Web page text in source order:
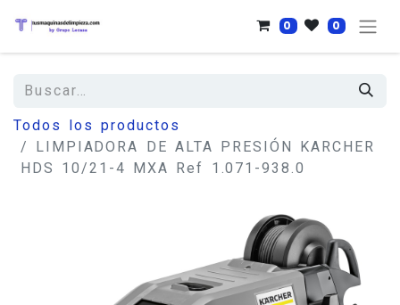
0 0
Todos los productos
LIMPIADORA DE ALTA PRESIÓN KARCHER
HDS 10/21-4 MXA Ref 1.071-938.0